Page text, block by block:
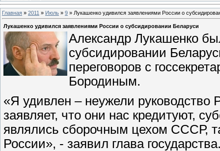
Главная » 2011 » Июль » 9 » Лукашенко удивился заявлениями России о
Лукашенко удивился заявлениями России о субсидировании Беларуси
Александр Лукашенко
субсидировании
переговоров с
Бородиным.
«Я удивлен – неужели руководство
заявляет, что они нас кредитуют,
являлись сборочным цехом СССР,
России», - заявил глава